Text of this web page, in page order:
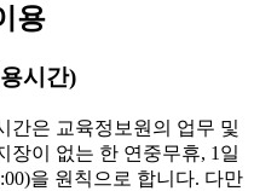
용
시간)
간은 교육정보원의 업무 및
장이 없는 한 연중무휴, 1일
을 원칙으로 합니다. 다만